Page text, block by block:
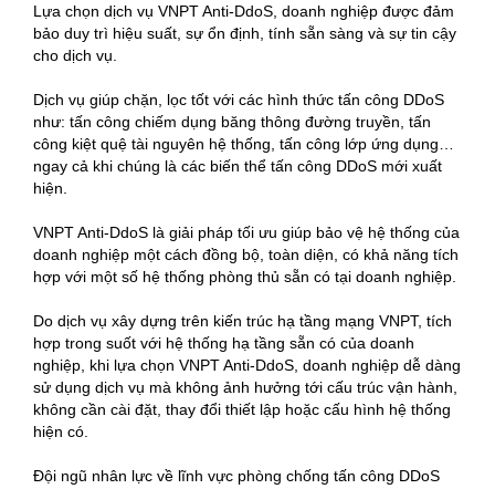
Lựa chọn dịch vụ VNPT Anti-DdoS, doanh nghiệp được đảm
bảo duy trì hiệu suất, sự ổn định, tính sẵn sàng và sự tin cậy
cho dịch vụ.
Dịch vụ giúp chặn, lọc tốt với các hình thức tấn công DDoS
như: tấn công chiếm dụng băng thông đường truyền, tấn
công kiệt quệ tài nguyên hệ thống, tấn công lớp ứng dụng…
ngay cả khi chúng là các biến thể tấn công DDoS mới xuất
hiện.
VNPT Anti-DdoS là giải pháp tối ưu giúp bảo vệ hệ thống của
doanh nghiệp một cách đồng bộ, toàn diện, có khả năng tích
hợp với một số hệ thống phòng thủ sẵn có tại doanh nghiệp.
Do dịch vụ xây dựng trên kiến trúc hạ tầng mạng VNPT, tích
hợp trong suốt với hệ thống hạ tầng sẵn có của doanh
nghiệp, khi lựa chọn VNPT Anti-DdoS, doanh nghiệp dễ dàng
sử dụng dịch vụ mà không ảnh hưởng tới cấu trúc vận hành,
không cần cài đặt, thay đổi thiết lập hoặc cấu hình hệ thống
hiện có.
Đội ngũ nhân lực về lĩnh vực phòng chống tấn công DDoS